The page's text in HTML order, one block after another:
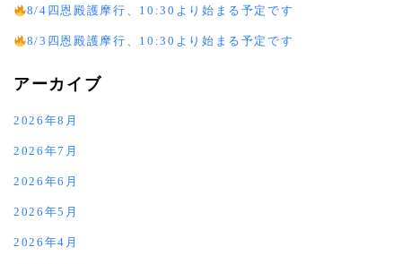
8/4四恩殿護摩行、10:30より始まる予定です
8/3四恩殿護摩行、10:30より始まる予定です
アーカイブ
2026年8月
2026年7月
2026年6月
2026年5月
2026年4月